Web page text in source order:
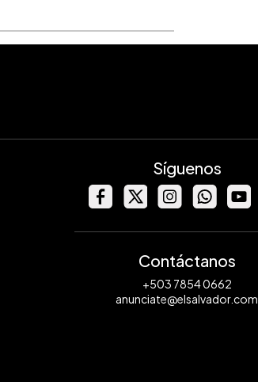
Síguenos
Contáctanos
+503 7854 0662
anunciate@elsalvador.com